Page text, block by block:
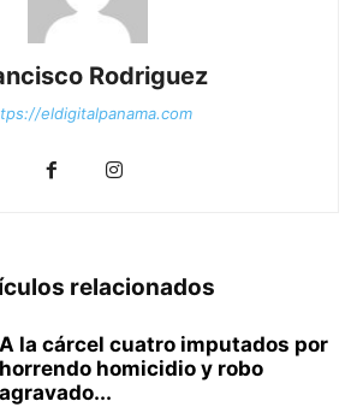
Rodriguez
eldigitalpanama.com
relacionados
A la cárcel cuatro imputados por
horrendo homicidio y robo
agravado...